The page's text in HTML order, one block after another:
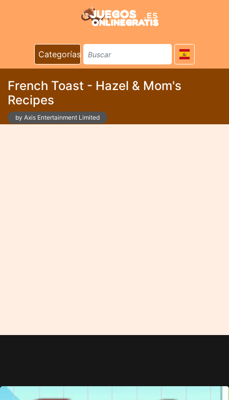
Categorías
French Toast - Hazel & Mom's
Recipes
by Axis Entertainment Limited